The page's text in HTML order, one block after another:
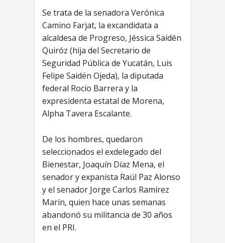
Se trata de la senadora Verónica
Camino Farjat, la excandidata a
alcaldesa de Progreso, Jéssica Saidén
Quiróz (hija del Secretario de
Seguridad Pública de Yucatán, Luis
Felipe Saidén Ojeda), la diputada
federal Rocío Barrera y la
expresidenta estatal de Morena,
Alpha Tavera Escalante.
De los hombres, quedaron
seleccionados el exdelegado del
Bienestar, Joaquín Díaz Mena, el
senador y expanista Raúl Paz Alonso
y el senador Jorge Carlos Ramírez
Marín, quien hace unas semanas
abandonó su militancia de 30 años
en el PRI.